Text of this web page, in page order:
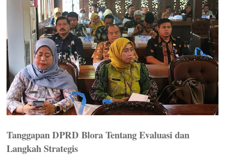
Tanggapan DPRD Blora Tentang Evaluasi dan
Langkah Strategis